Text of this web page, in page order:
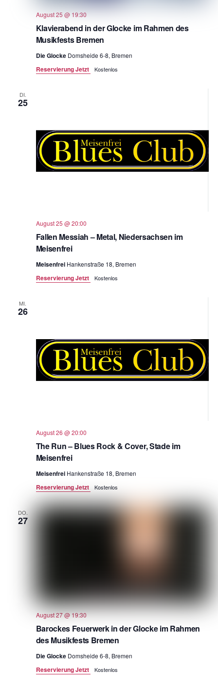
Klavierabend in der Glocke im Rahmen des
Musikfests Bremen
August 25 @ 19:30
Die Glocke Domsheide 6-8, Bremen
Reservierung Jetzt Kostenlos
DI.
25
Fallen Messiah – Metal, Niedersachsen im
Meisenfrei
August 25 @ 20:00
Meisenfrei Hankenstraße 18, Bremen
Reservierung Jetzt Kostenlos
MI.
26
The Run – Blues Rock & Cover, Stade im
Meisenfrei
August 26 @ 20:00
Meisenfrei Hankenstraße 18, Bremen
Reservierung Jetzt Kostenlos
DO.
27
Barockes Feuerwerk in der Glocke im Rahmen
des Musikfests Bremen
August 27 @ 19:30
Die Glocke Domsheide 6-8, Bremen
Reservierung Jetzt Kostenlos